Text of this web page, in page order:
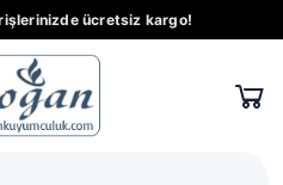
ücretsiz kargo!